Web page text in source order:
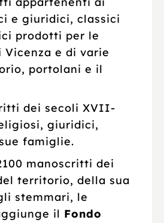
e giuridici, classici
prodotti per le
e di varie
portolani e il
dei secoli XVII-
giuridici,
famiglie.
manoscritti dei
territorio, della sua
stemmari, le
il Fondo